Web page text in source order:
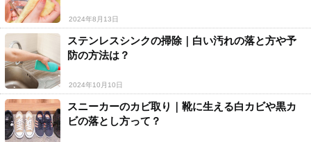
2024年8月13日
ステンレスシンクの掃除｜白い汚れの落と方や予
防の方法は？
2024年10月10日
スニーカーのカビ取り｜靴に生える白カビや黒カ
ビの落とし方って？